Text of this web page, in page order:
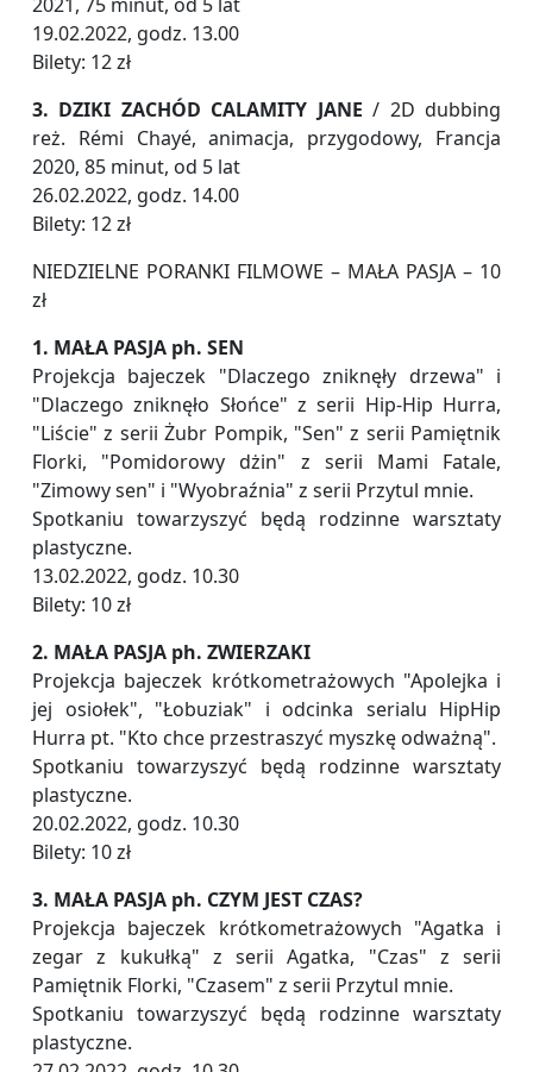
19.02.2022, godz. 13.00
Bilety: 12 zł
3. DZIKI ZACHÓD CALAMITY JANE / 2D dubbing
reż. Rémi Chayé, animacja, przygodowy, Francja
2020, 85 minut, od 5 lat
26.02.2022, godz. 14.00
Bilety: 12 zł
NIEDZIELNE PORANKI FILMOWE – MAŁA PASJA – 10
zł
1. MAŁA PASJA ph. SEN
Projekcja bajeczek "Dlaczego zniknęły drzewa" i
"Dlaczego zniknęło Słońce" z serii Hip-Hip Hurra,
"Liście" z serii Żubr Pompik, "Sen" z serii Pamiętnik
Florki, "Pomidorowy dżin" z serii Mami Fatale,
"Zimowy sen" i "Wyobraźnia" z serii Przytul mnie.
Spotkaniu towarzyszyć będą rodzinne warsztaty
plastyczne.
13.02.2022, godz. 10.30
Bilety: 10 zł
2. MAŁA PASJA ph. ZWIERZAKI
Projekcja bajeczek krótkometrażowych "Apolejka i
jej osiołek", "Łobuziak" i odcinka serialu HipHip
Hurra pt. "Kto chce przestraszyć myszkę odważną".
Spotkaniu towarzyszyć będą rodzinne warsztaty
plastyczne.
20.02.2022, godz. 10.30
Bilety: 10 zł
3. MAŁA PASJA ph. CZYM JEST CZAS?
Projekcja bajeczek krótkometrażowych "Agatka i
zegar z kukułką" z serii Agatka, "Czas" z serii
Pamiętnik Florki, "Czasem" z serii Przytul mnie.
Spotkaniu towarzyszyć będą rodzinne warsztaty
plastyczne.